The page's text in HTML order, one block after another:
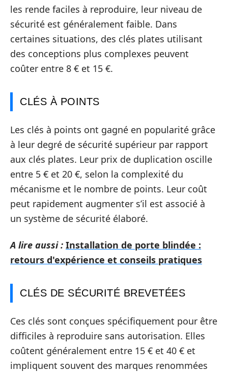
les rende faciles à reproduire, leur niveau de
sécurité est généralement faible. Dans
certaines situations, des clés plates utilisant
des conceptions plus complexes peuvent
coûter entre 8 € et 15 €.
CLÉS À POINTS
Les clés à points ont gagné en popularité grâce
à leur degré de sécurité supérieur par rapport
aux clés plates. Leur prix de duplication oscille
entre 5 € et 20 €, selon la complexité du
mécanisme et le nombre de points. Leur coût
peut rapidement augmenter s’il est associé à
un système de sécurité élaboré.
A lire aussi : Installation de porte blindée :
retours d'expérience et conseils pratiques
CLÉS DE SÉCURITÉ BREVETÉES
Ces clés sont conçues spécifiquement pour être
difficiles à reproduire sans autorisation. Elles
coûtent généralement entre 15 € et 40 € et
impliquent souvent des marques renommées